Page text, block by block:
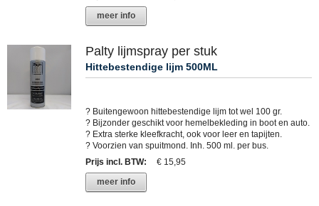
meer info
Palty lijmspray per stuk
Hittebestendige lijm 500ML
? Buitengewoon hittebestendige lijm tot wel 100 gr.
? Bijzonder geschikt voor hemelbekleding in boot en auto.
? Extra sterke kleefkracht, ook voor leer en tapijten.
? Voorzien van spuitmond. Inh. 500 ml. per bus.
Prijs incl. BTW:
€ 15,95
meer info